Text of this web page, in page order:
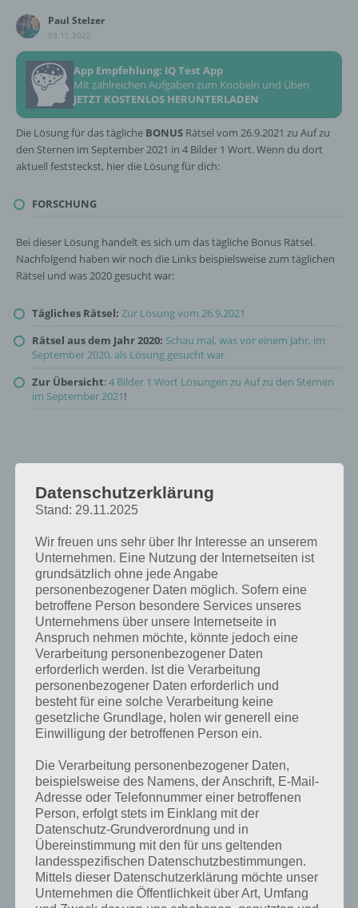
Paul Stelzer
03.11.2022
App Empfehlung: IQ Test App
Mit zahlreichen Aufgaben zum Knobeln und Üben
JETZT KOSTENLOS HERUNTERLADEN
Die Lösung für das tägliche BONUS Rätsel vom 26.9.2021 zu Auf zu
den Sternen im September 2021 in 4 Bilder 1 Wort. Wenn du dort
aktuell feststeckst, hier die Lösung für dich:
FORSCHUNG
Bei dieser Lösung handelt es sich um das tägliche Bonus Rätsel.
Nachfolgend haben wir noch die Links beispielsweise zum täglichen
Rätsel und was 2020 gesucht war:
Tägliches Rätsel: Zur Lösung vom 26.9.2021
Rätsel aus dem Jahr 2020: Schau mal, was vor einem Jahr, im
September 2020, als Lösung gesucht war
Zur Übersicht:4 Bilder 1 Wort Lösungen zu Auf zu den Sternen
im September 2021!
Kurze Begriffserklärung zur Lösung
Forschung
Forschung ist die Lösung für das tägliche Bonus Rätsel am 26.9.2021
in 4 Bilder 1 Wort, doch welche Bedeutung hat dieses eigentlich und
Datenschutzerklärung
Stand: 29.11.2025
Wir freuen uns sehr über Ihr Interesse an unserem
Unternehmen. Eine Nutzung der Internetseiten ist
grundsätzlich ohne jede Angabe
personenbezogener Daten möglich. Sofern eine
betroffene Person besondere Services unseres
Unternehmens über unsere Internetseite in
Anspruch nehmen möchte, könnte jedoch eine
Verarbeitung personenbezogener Daten
erforderlich werden. Ist die Verarbeitung
personenbezogener Daten erforderlich und
besteht für eine solche Verarbeitung keine
gesetzliche Grundlage, holen wir generell eine
Einwilligung der betroffenen Person ein.
Die Verarbeitung personenbezogener Daten,
beispielsweise des Namens, der Anschrift, E-Mail-
Adresse oder Telefonnummer einer betroffenen
Person, erfolgt stets im Einklang mit der
Datenschutz-Grundverordnung und in
Übereinstimmung mit den für uns geltenden
landesspezifischen Datenschutzbestimmungen.
Mittels dieser Datenschutzerklärung möchte unser
Unternehmen die Öffentlichkeit über Art, Umfang